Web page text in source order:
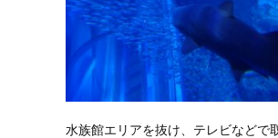
水族館エリアを抜け、テレビなどで